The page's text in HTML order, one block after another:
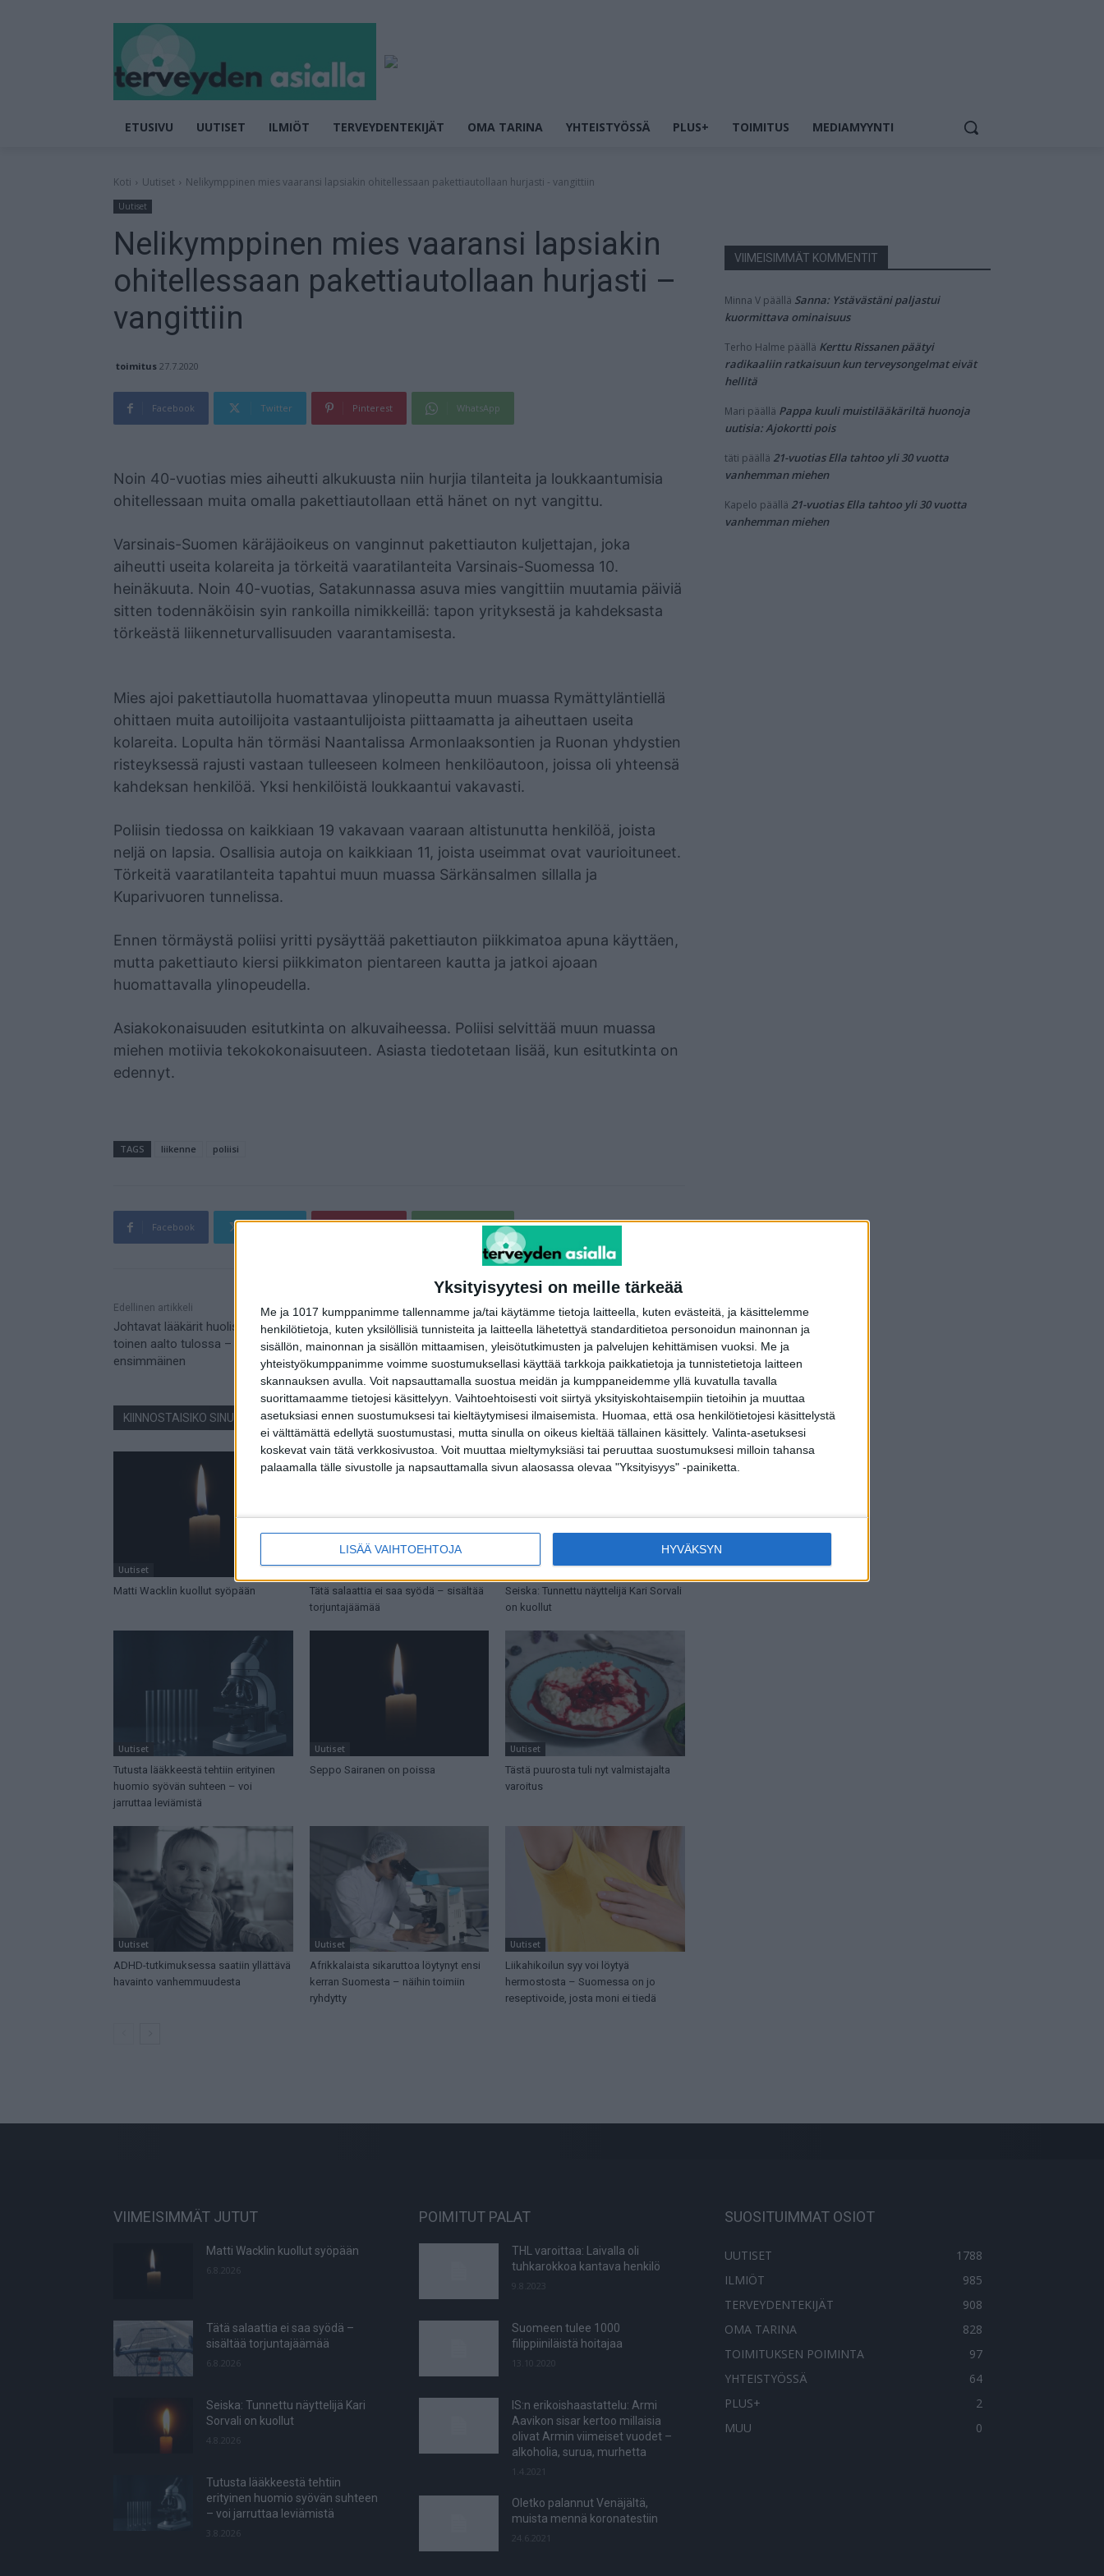
Yksityisyytesi on meille tärkeää
Me ja 1017 kumppanimme tallennamme ja/tai käytämme tietoja laitteella, kuten evästeitä, ja käsittelemme
henkilötietoja, kuten yksilöllisiä tunnisteita ja laitteella lähetettyä standarditietoa personoidun mainonnan ja
sisällön, mainonnan ja sisällön mittaamisen, yleisötutkimusten ja palvelujen kehittämisen vuoksi. Me ja
yhteistyökumppanimme voimme suostumuksellasi käyttää tarkkoja paikkatietoja ja tunnistetietoja laitteen
skannauksen avulla. Voit napsauttamalla suostua meidän ja kumppaneidemme yllä kuvatulla tavalla
suorittamaamme tietojesi käsittelyyn. Vaihtoehtoisesti voit siirtyä yksityiskohtaisempiin tietoihin ja muuttaa
asetuksiasi ennen suostumuksesi tai kieltäytymisesi ilmaisemista.
Huomaa, että osa henkilötietojesi käsittelystä
ei välttämättä edellytä suostumustasi, mutta sinulla on oikeus kieltää tällainen käsittely. Valinta-asetuksesi
koskevat vain tätä verkkosivustoa. Voit muuttaa mieltymyksiäsi tai peruuttaa suostumuksesi milloin tahansa
palaamalla tälle sivustolle ja napsauttamalla sivun alaosassa olevaa "Yksityisyys" -painiketta.
LISÄÄ VAIHTOEHTOJA HYVÄKSYN
ETUSIVU UUTISET ILMIÖT TERVEYDENTEKIJÄT OMA TARINA YHTEISTYÖSSÄ PLUS+ TOIMITUS MEDIAMYYNTI
Koti Uutiset Nelikymppinen mies vaaransi lapsiakin ohitellessaan pakettiautollaan hurjasti - vangittiin
Uutiset
Nelikymppinen mies vaaransi lapsiakin
ohitellessaan pakettiautollaan hurjasti –
vangittiin
toimitus 27.7.2020
Facebook Twitter Pinterest WhatsApp
Noin 40-vuotias mies aiheutti alkukuusta niin hurjia tilanteita ja loukkaantumisia
ohitellessaan muita omalla pakettiautollaan että hänet on nyt vangittu.
Varsinais-Suomen käräjäoikeus on vanginnut pakettiauton kuljettajan, joka
aiheutti useita kolareita ja törkeitä vaaratilanteita Varsinais-Suomessa 10.
heinäkuuta. Noin 40-vuotias, Satakunnassa asuva mies vangittiin muutamia päiviä
sitten todennäköisin syin rankoilla nimikkeillä: tapon yrityksestä ja kahdeksasta
törkeästä liikenneturvallisuuden vaarantamisesta.
Mies ajoi pakettiautolla huomattavaa ylinopeutta muun muassa Rymättyläntiellä
ohittaen muita autoilijoita vastaantulijoista piittaamatta ja aiheuttaen useita
kolareita. Lopulta hän törmäsi Naantalissa Armonlaaksontien ja Ruonan yhdystien
risteyksessä rajusti vastaan tulleeseen kolmeen henkilöautoon, joissa oli yhteensä
kahdeksan henkilöä. Yksi henkilöistä loukkaantui vakavasti.
Poliisin tiedossa on kaikkiaan 19 vakavaan vaaraan altistunutta henkilöä, joista
neljä on lapsia. Osallisia autoja on kaikkiaan 11, joista useimmat ovat vaurioituneet.
Törkeitä vaaratilanteita tapahtui muun muassa Särkänsalmen sillalla ja
Kuparivuoren tunnelissa.
Ennen törmäystä poliisi yritti pysäyttää pakettiauton piikkimatoa apuna käyttäen,
mutta pakettiauto kiersi piikkimaton pientareen kautta ja jatkoi ajoaan
huomattavalla ylinopeudella.
Asiakokonaisuuden esitutkinta on alkuvaiheessa. Poliisi selvittää muun muassa
miehen motiivia tekokokonaisuuteen. Asiasta tiedotetaan lisää, kun esitutkinta on
edennyt.
TAGS liikenne poliisi
Facebook WhatsApp
Mainos
Edellinen artikkeli
Johtavat lääkärit huolissaan MTV:llä: Koronan
toinen aalto tulossa – yleensä tappavampi kuin
ensimmäinen
Seuraava artikkeli
Paljon on nyt kansalaisten käsissä: Kuka tahansa
voi matkustaa ulkomaille, maahantuoda koronan ja
levittää sitä vaikkapa tietämättään
KIINNOSTAISIKO SINUA NÄMÄ JUTUT?
Uutiset
Matti Wacklin kuollut syöpään
Uutiset
Tätä salaattia ei saa syödä – sisältää
torjuntajäämää
Uutiset
Seiska: Tunnettu näyttelijä Kari Sorvali
on kuollut
Uutiset
Tutusta lääkkeestä tehtiin erityinen
huomio syövän suhteen – voi
jarruttaa leviämistä
Uutiset
Seppo Sairanen on poissa
Uutiset
Tästä puurosta tuli nyt valmistajalta
varoitus
Uutiset
ADHD-tutkimuksessa saatiin yllättävä
havainto vanhemmuudesta
Uutiset
Afrikkalaista sikaruttoa löytynyt ensi
kerran Suomesta – näihin toimiin
ryhdytty
Uutiset
Liikahikoilun syy voi löytyä
hermostosta – Suomessa on jo
reseptivoide, josta moni ei tiedä
VIIMEISIMMÄT KOMMENTIT
Minna V päällä Sanna: Ystävästäni paljastui
kuormittava ominaisuus
Terho Halme päällä Kerttu Rissanen päätyi
radikaaliin ratkaisuun kun terveysongelmat eivät
hellitä
Mari päällä Pappa kuuli muistilääkäriltä huonoja
uutisia: Ajokortti pois
täti päällä 21-vuotias Ella tahtoo yli 30 vuotta
vanhemman miehen
Kapelo päällä 21-vuotias Ella tahtoo yli 30 vuotta
vanhemman miehen
VIIMEISIMMÄT JUTUT
Matti Wacklin kuollut syöpään
6.8.2026
Tätä salaattia ei saa syödä –
sisältää torjuntajäämää
6.8.2026
Seiska: Tunnettu näyttelijä Kari
Sorvali on kuollut
4.8.2026
Tutusta lääkkeestä tehtiin
erityinen huomio syövän suhteen
– voi jarruttaa leviämistä
3.8.2026
POIMITUT PALAT
THL varoittaa: Laivalla oli
tuhkarokkoa kantava henkilö
9.8.2023
Suomeen tulee 1000
filippiiniläistä hoitajaa
13.10.2020
IS:n erikoishaastattelu: Armi
Aavikon sisar kertoo millaisia
olivat Armin viimeiset vuodet –
alkoholia, surua, murhetta
1.4.2021
Oletko palannut Venäjältä,
muista mennä koronatestiin
24.6.2021
SUOSITUIMMAT OSIOT
UUTISET
1788
ILMIÖT
985
TERVEYDENTEKIJÄT
908
OMA TARINA
828
TOIMITUKSEN POIMINTA
97
YHTEISTYÖSSÄ
64
PLUS+
2
MUU
0